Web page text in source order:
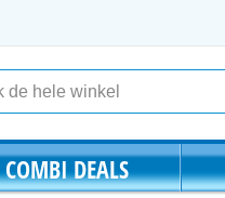
COMBI DEALS